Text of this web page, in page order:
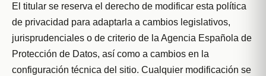
El titular se reserva el derecho de modificar esta política
de privacidad para adaptarla a cambios legislativos,
jurisprudenciales o de criterio de la Agencia Española de
Protección de Datos, así como a cambios en la
configuración técnica del sitio. Cualquier modificación se